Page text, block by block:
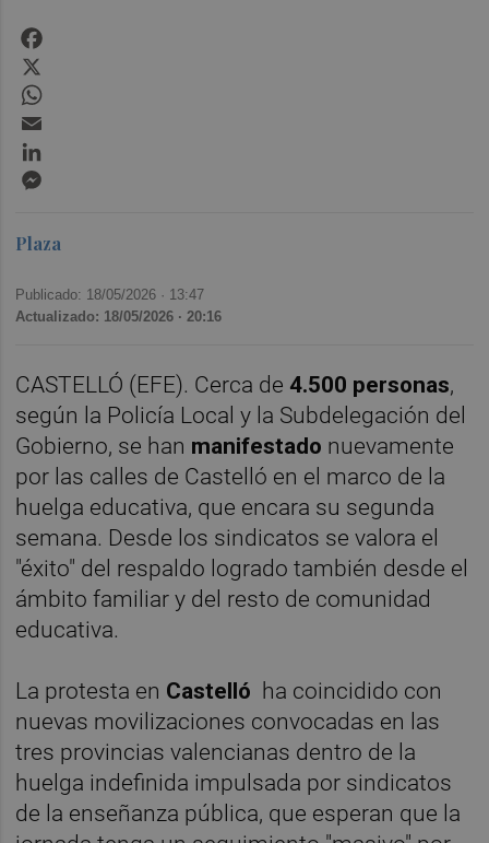
Plaza
Publicado: 18/05/2026 · 13:47
Actualizado: 18/05/2026 · 20:16
CASTELLÓ (EFE). Cerca de 4.500 personas,
según la Policía Local y la Subdelegación del
Gobierno, se han manifestado nuevamente
por las calles de Castelló en el marco de la
huelga educativa, que encara su segunda
semana. Desde los sindicatos se valora el
"éxito" del respaldo logrado también desde el
ámbito familiar y del resto de comunidad
educativa.
La protesta en Castelló ha coincidido con
nuevas movilizaciones convocadas en las
tres provincias valencianas dentro de la
huelga indefinida impulsada por sindicatos
de la enseñanza pública, que esperan que la